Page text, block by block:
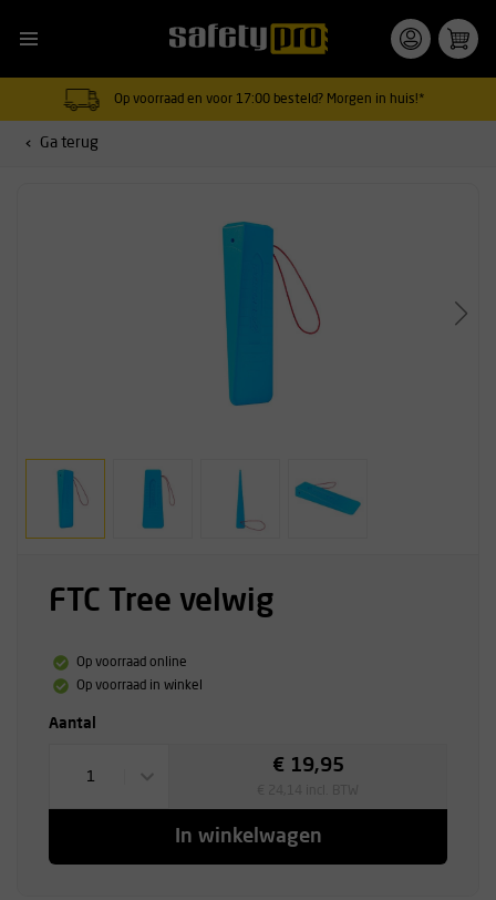
Op voorraad en voor 17:00 besteld? Morgen in huis!*
Ga terug
FTC Tree velwig
Op voorraad online
Op voorraad in winkel
Aantal
1
€ 19,95
In winkelwagen